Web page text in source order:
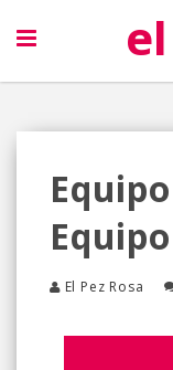
El Pez Rosa